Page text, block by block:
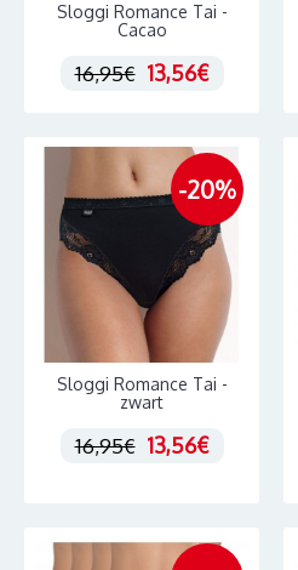
Sloggi Romance Tai -
Cacao
16,95€ 13,56€
-20%
Sloggi Romance Tai -
zwart
16,95€ 13,56€